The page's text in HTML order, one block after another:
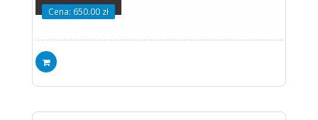
Cena: 650.00 zł